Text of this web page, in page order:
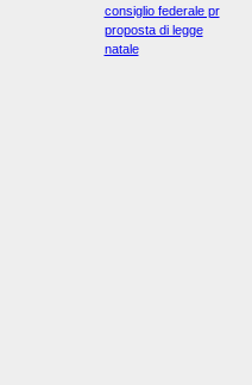
consiglio federale pr
proposta di legge
natale